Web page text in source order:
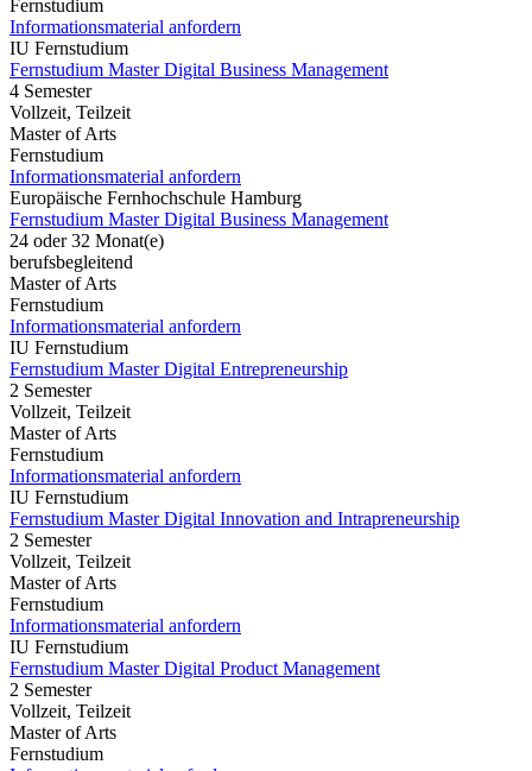
Fernstudium
Informationsmaterial anfordern
IU Fernstudium
Fernstudium Master Digital Business Management
4 Semester
Vollzeit, Teilzeit
Master of Arts
Fernstudium
Informationsmaterial anfordern
Europäische Fernhochschule Hamburg
Fernstudium Master Digital Business Management
24 oder 32 Monat(e)
berufsbegleitend
Master of Arts
Fernstudium
Informationsmaterial anfordern
IU Fernstudium
Fernstudium Master Digital Entrepreneurship
2 Semester
Vollzeit, Teilzeit
Master of Arts
Fernstudium
Informationsmaterial anfordern
IU Fernstudium
Fernstudium Master Digital Innovation and Intrapreneurship
2 Semester
Vollzeit, Teilzeit
Master of Arts
Fernstudium
Informationsmaterial anfordern
IU Fernstudium
Fernstudium Master Digital Product Management
2 Semester
Vollzeit, Teilzeit
Master of Arts
Fernstudium